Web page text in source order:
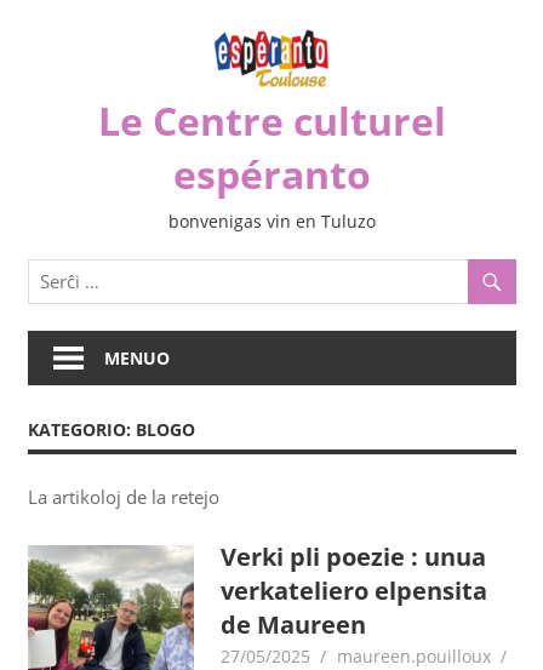
Le Centre culturel
espéranto
bonvenigas vin en Tuluzo
MENUO
KATEGORIO: BLOGO
La artikoloj de la retejo
Verki pli poezie : unua
verkateliero elpensita
de Maureen
27/05/2025
maureen.pouilloux